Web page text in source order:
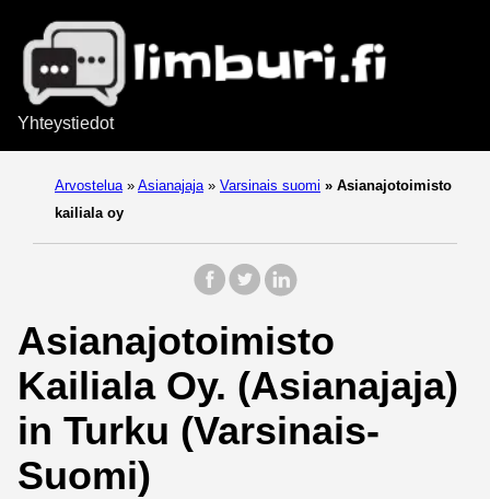
Yhteystiedot
Arvostelua » Asianajaja » Varsinais suomi » Asianajotoimisto
kailiala oy
Asianajotoimisto
Kailiala Oy. (Asianajaja)
in Turku (Varsinais-
Suomi)